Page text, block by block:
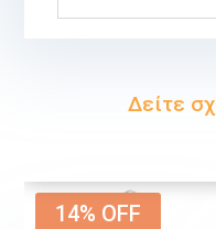
Δείτε
14% OFF